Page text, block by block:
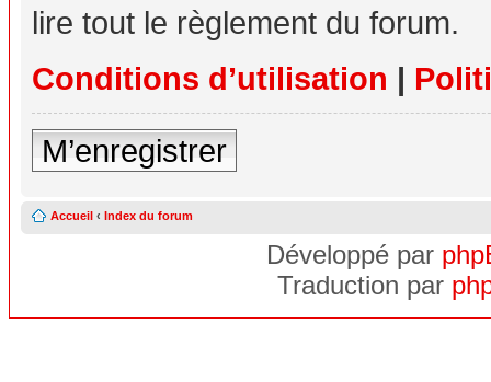
lire tout le règlement du forum.
Conditions d’utilisation |
M’enregistrer
Accueil ‹ Index du forum
Développé par
Traduction par